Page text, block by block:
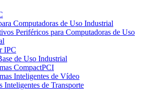
Computadoras de Uso Industrial
Periféricos para Computadoras de Uso
IPC
de Uso Industrial
CompactPCI
Inteligentes de Vídeo
Inteligentes de Transporte